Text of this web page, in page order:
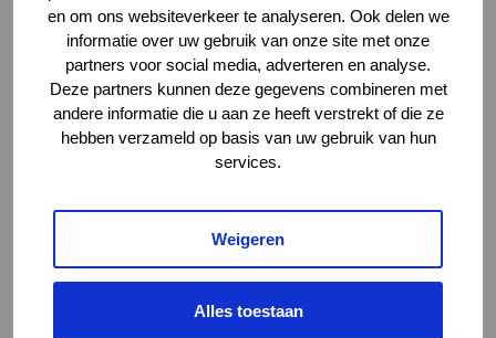
en om ons websiteverkeer te analyseren. Ook delen we
informatie over uw gebruik van onze site met onze
partners voor social media, adverteren en analyse.
Deze partners kunnen deze gegevens combineren met
andere informatie die u aan ze heeft verstrekt of die ze
hebben verzameld op basis van uw gebruik van hun
services.
Weigeren
Alles toestaan
Volledige omschrijving*
Starttijd*